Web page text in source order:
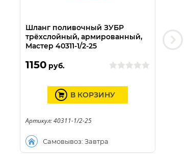
Шланг поливочный ЗУБР
трёхслойный, армированный,
Мастер 40311-1/2-25
1150 руб.
Самовывоз: Завтра
В КОРЗИНУ
Артикул: 40311-1/2-25